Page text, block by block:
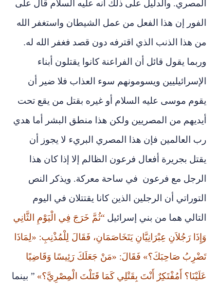
المصري. والدليل على ذلك أنه عليه السلام قال على
الفور إن هذا الفعل من عمل الشيطان واستغفر الله
من هذا الذنب الذي اقترفه دون قصد فغفر الله له.
وربما يقول قائل أن الفراعنة كانوا يقتلون أبناء
الإسرائيليين ويسومونهم سوء العذاب فلا ضير أن
يقوم موسى عليه السلام أو غيره بقتل من يقع تحت
أيديهم من المصريين ولكن هذا منطق البشر أما هدي
رب العالمين فإن هذا المصري البريء لا يجوز أن
يقتل بجريرة أفعال فرعون الظالم إلا إذا كان هذا
الرجل مع فرعون في ساحة معركة. ويذكر النص
التوراتي أن الرجلين الذين كانا يقتتلان في اليوم
التالي هما من بني إسرائيل “ثُمَّ خَرَجَ فِي الْيَوْمِ الثَّانِي
وَإِذَا رَجُلاَنِ عِبْرَانِيَّانِ يَتَخَاصَمَانِ، فَقَالَ لِلْمُذْنِبِ: «لِمَاذَا
تَضْرِبُ صَاحِبَكَ؟» فَقَالَ: «مَنْ جَعَلَكَ رَئِيسًا وَقَاضِيًا
عَلَيْنَا؟ أَمُفْتَكِرٌ أَنْتَ بِقَتْلِي كَمَا قَتَلْتَ الْمِصْرِيَّ؟» ” بينما